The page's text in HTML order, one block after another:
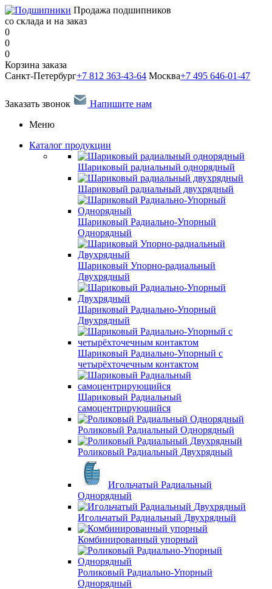
Продажа подшипников
со склада и на заказ
0
0
0
Корзина заказа
Санкт-Петербург+7 812 363-43-64 Москва+7 495 646-01-47
Заказать звонок
Напишите нам
Меню
Каталог продукции
Шариковый радиальный однорядный
Шариковый радиальный двухрядный
Шариковый Радиально-Упорный
Однорядный
Шариковый Упорно-радиальный
Двухрядный
Шариковый Радиально-Упорный
Двухрядный
Шариковый Радиально-Упорный с
четырёхточечным контактом
Шариковый Радиальный
самоцентрирующийся
Роликовый Радиальный Однорядный
Роликовый Радиальный Двухрядный
Игольчатый Радиальный
Однорядный
Игольчатый Радиальный Двухрядный
Комбинированный упорный
Роликовый Радиально-Упорный
Однорядный